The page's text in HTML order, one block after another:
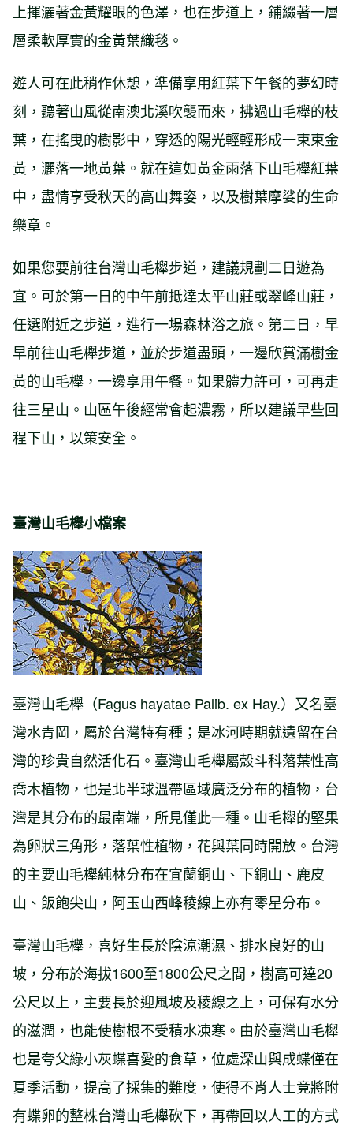
上揮灑著金黃耀眼的色澤，也在步道上，鋪綴著一層
層柔軟厚實的金黃葉織毯。
遊人可在此稍作休憩，準備享用紅葉下午餐的夢幻時
刻，聽著山風從南澳北溪吹襲而來，拂過山毛櫸的枝
葉，在搖曳的樹影中，穿透的陽光輕輕形成一束束金
黃，灑落一地黃葉。就在這如黃金雨落下山毛櫸紅葉
中，盡情享受秋天的高山舞姿，以及樹葉摩娑的生命
樂章。
如果您要前往台灣山毛櫸步道，建議規劃二日遊為
宜。可於第一日的中午前抵達太平山莊或翠峰山莊，
任選附近之步道，進行一場森林浴之旅。第二日，早
早前往山毛櫸步道，並於步道盡頭，一邊欣賞滿樹金
黃的山毛櫸，一邊享用午餐。如果體力許可，可再走
往三星山。山區午後經常會起濃霧，所以建議早些回
程下山，以策安全。
臺灣山毛櫸小檔案
臺灣山毛櫸（Fagus hayatae Palib. ex Hay.）又名臺
灣水青岡，屬於台灣特有種；是冰河時期就遺留在台
灣的珍貴自然活化石。臺灣山毛櫸屬殼斗科落葉性高
喬木植物，也是北半球溫帶區域廣泛分布的植物，台
灣是其分布的最南端，所見僅此一種。山毛櫸的堅果
為卵狀三角形，落葉性植物，花與葉同時開放。台灣
的主要山毛櫸純林分布在宜蘭銅山、下銅山、鹿皮
山、飯飽尖山，阿玉山西峰稜線上亦有零星分布。
臺灣山毛櫸，喜好生長於陰涼潮濕、排水良好的山
坡，分布於海拔1600至1800公尺之間，樹高可達20
公尺以上，主要長於迎風坡及稜線之上，可保有水分
的滋潤，也能使樹根不受積水凍寒。由於臺灣山毛櫸
也是夸父綠小灰蝶喜愛的食草，位處深山與成蝶僅在
夏季活動，提高了採集的難度，使得不肖人士竟將附
有蝶卵的整株台灣山毛櫸砍下，再帶回以人工的方式